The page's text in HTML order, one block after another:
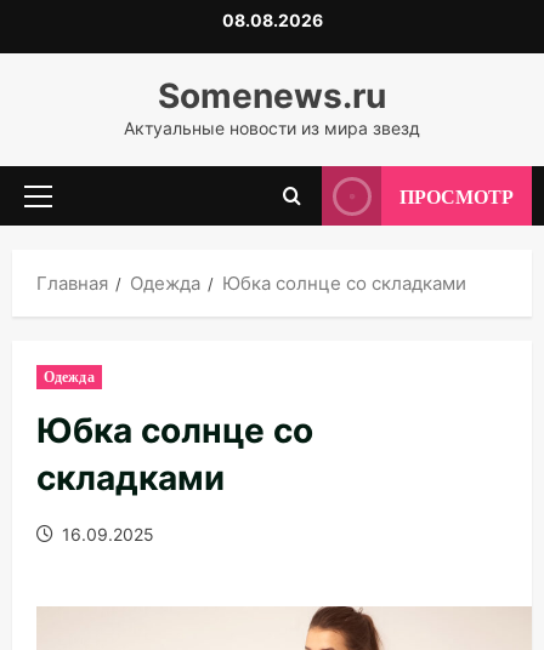
к
08.08.2026
Somenews.ru
Актуальные новости из мира звезд
Основное
ПРОСМОТР
Главная Одежда Юбка солнце со складками
Одежда
Юбка солнце со
складками
16.09.2025